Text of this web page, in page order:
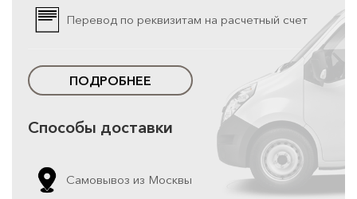
Перевод по реквизитам на расчетный счет
ПОДРОБНЕЕ
Способы доставки
Самовывоз из Москвы